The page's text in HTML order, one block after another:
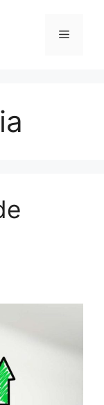
Menú